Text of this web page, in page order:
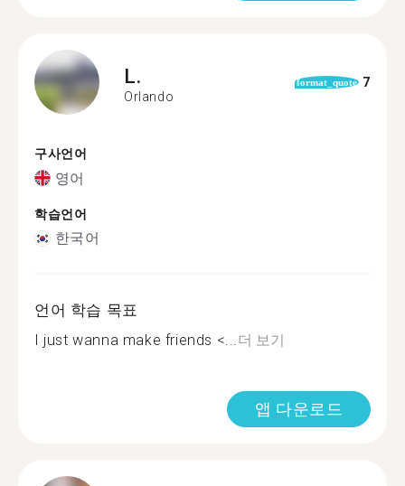
L.
Orlando
format_quote 7
구사언어
영어
학습언어
한국어
언어 학습 목표
I just wanna make friends <...더 보기
앱 다운로드